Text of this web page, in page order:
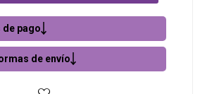
pago
de envío